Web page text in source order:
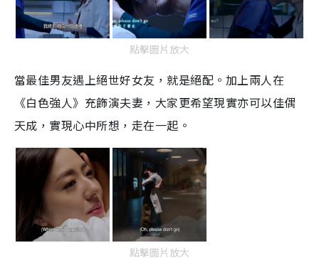
點擊圖片放大
當最佳男友遇上絕世好女友，就是絕配。加上兩人在
《白色強人》充飾演夫妻，大家更希望現實亦可以佳偶
天成，實現心中所想，走在一起。
點擊圖片放大